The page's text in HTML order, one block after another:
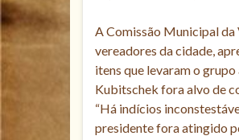
A Comissão Municipal da
vereadores da cidade,
itens que levaram o
Kubitschek fora alvo de
“Há indícios
presidente fora atingido